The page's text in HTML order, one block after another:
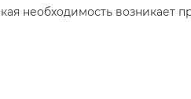
необходимость возникает